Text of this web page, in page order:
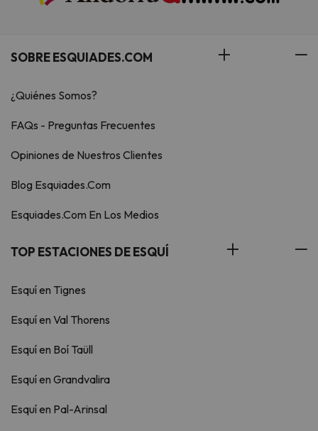
SOBRE ESQUIADES.COM
¿Quiénes Somos?
FAQs - Preguntas Frecuentes
Opiniones de Nuestros Clientes
Blog Esquiades.Com
Esquiades.Com En Los Medios
TOP ESTACIONES DE ESQUÍ
Esquí en Tignes
Esquí en Val Thorens
Esquí en Boí Taüll
Esquí en Grandvalira
Esquí en Pal-Arinsal